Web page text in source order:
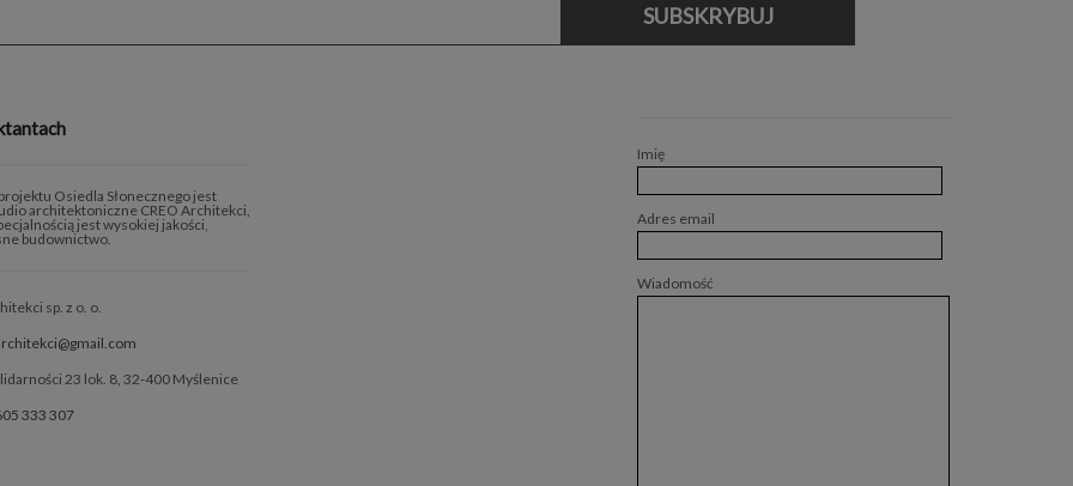
SUBSKRYBUJ
Osiedla Słonecznego jest
architektoniczne CREO Architekci,
jest wysokiej jakości,
budownictwo.
sp. z o. o.
23 lok. 8, 32-400 Myślenice
333 307
Imię
Adres email
Wiadomość